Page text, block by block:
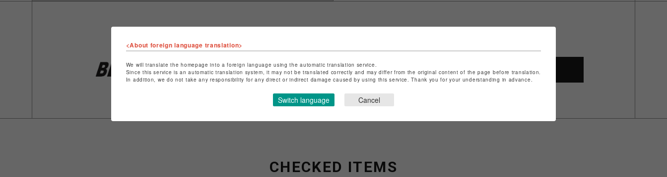
ショップ名
特定商取引法など法令に基づく表記はこちら
ショップお問い合わせはこちら
SHOP TOP
CHECKED ITEMS
<About foreign language translation>
We will translate the homepage into a foreign language using the automatic translation service.
Since this service is an automatic translation system, it may not be translated correctly and may differ from the original content of the page before translation.
In addition, we do not take any responsibility for any direct or indirect damage caused by using this service. Thank you for your understanding in advance.
Switch language Cancel